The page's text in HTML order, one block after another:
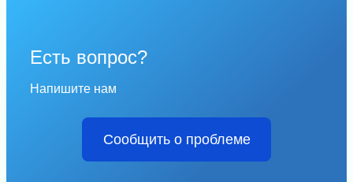
Есть вопрос?
Напишите нам
Сообщить о проблеме